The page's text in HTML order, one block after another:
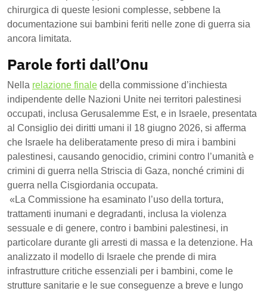
chirurgica di queste lesioni complesse, sebbene la
documentazione sui bambini feriti nelle zone di guerra sia
ancora limitata.
Parole forti dall’Onu
Nella relazione finale della commissione d’inchiesta
indipendente delle Nazioni Unite nei territori palestinesi
occupati, inclusa Gerusalemme Est, e in Israele, presentata
al Consiglio dei diritti umani il 18 giugno 2026, si afferma
che Israele ha deliberatamente preso di mira i bambini
palestinesi, causando genocidio, crimini contro l’umanità e
crimini di guerra nella Striscia di Gaza, nonché crimini di
guerra nella Cisgiordania occupata.
«La Commissione ha esaminato l’uso della tortura,
trattamenti inumani e degradanti, inclusa la violenza
sessuale e di genere, contro i bambini palestinesi, in
particolare durante gli arresti di massa e la detenzione. Ha
analizzato il modello di Israele che prende di mira
infrastrutture critiche essenziali per i bambini, come le
strutture sanitarie e le sue conseguenze a breve e lungo